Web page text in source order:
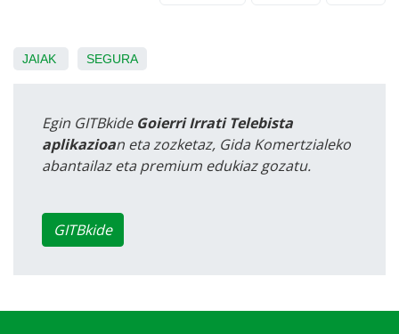
JAIAK SEGURA
Egin GITBkide Goierri Irrati Telebista
aplikazioan eta zozketaz, Gida Komertzialeko
abantailaz eta premium edukiaz gozatu.
GITBkide